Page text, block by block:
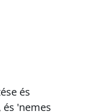
és
'nemes